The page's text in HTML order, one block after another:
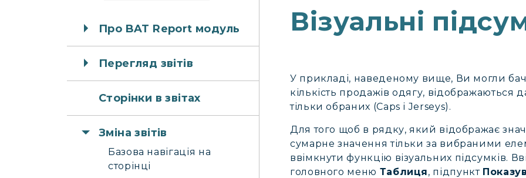
Візуальні
У прикладі, наведеному вище, Ви могли
кількість продажів одягу, відображаються
тільки обраних (Caps і Jerseys).
Для того щоб в рядку, який відображає
сумарне значення тільки за вибраними
ввімкнути функцію візуальних підсумків.
головного меню Таблиця, підпункт
Про BAT Report модуль
Перегляд звітів
Сторінки в звітах
Зміна звітів
Базова навігація на
сторінці